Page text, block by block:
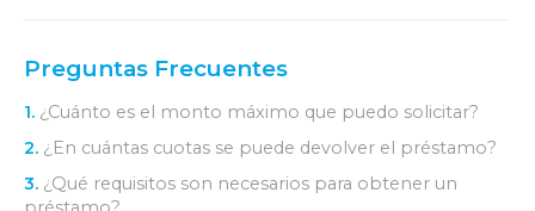
Preguntas Frecuentes
1. ¿Cuánto es el monto máximo que puedo solicitar?
2. ¿En cuántas cuotas se puede devolver el préstamo?
3. ¿Qué requisitos son necesarios para obtener un